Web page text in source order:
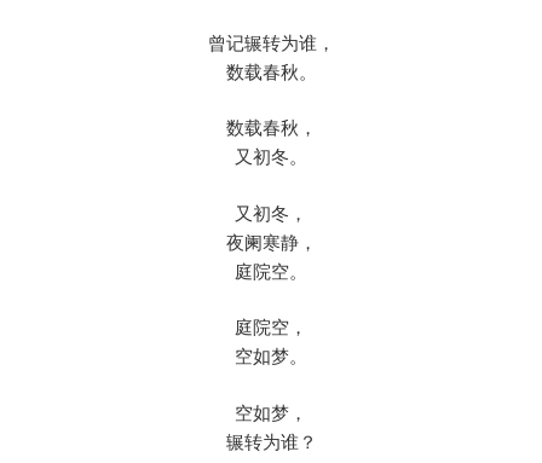
曾记辗转为谁，
数载春秋。
数载春秋，
又初冬。
又初冬，
夜阑寒静，
庭院空。
庭院空，
空如梦。
空如梦，
辗转为谁？